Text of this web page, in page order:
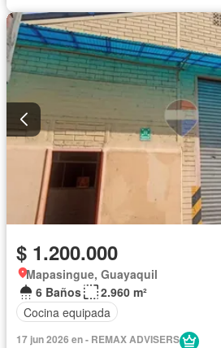
$ 1.200.000
Mapasingue, Guayaquil
6 Baños
2.960 m²
Cocina equipada
17 jun 2026 en - REMAX ADVISERS